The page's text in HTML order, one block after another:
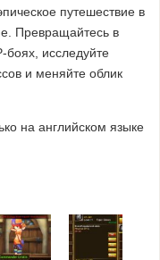
путешествие в
Превращайтесь в
боях, исследуйте
и меняйте облик
на английском языке